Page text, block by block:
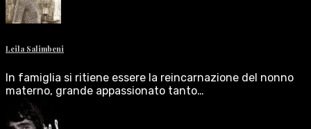
Leila Salimbeni
In famiglia si ritiene essere la reincarnazione del nonno
materno, grande appassionato tanto…